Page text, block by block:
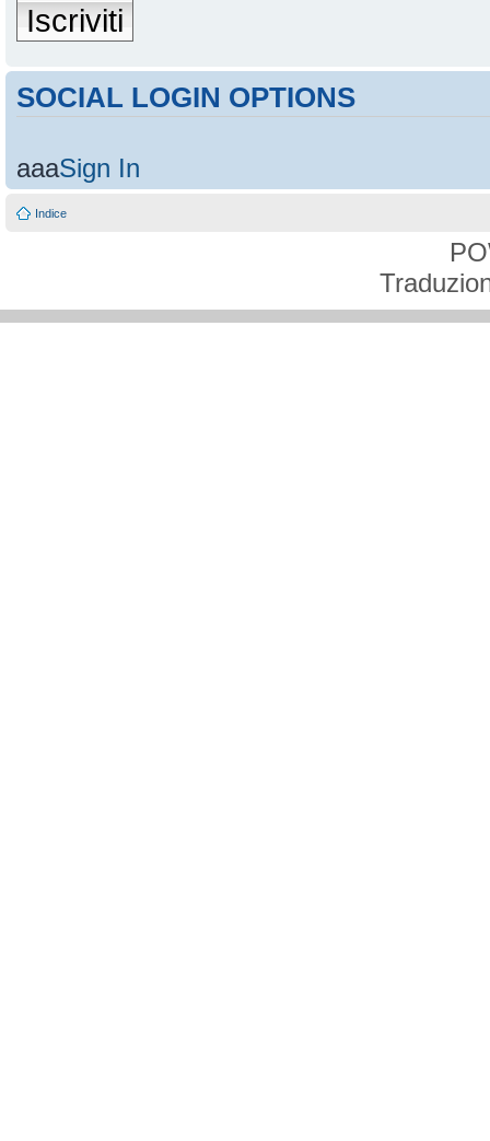
Iscriviti
SOCIAL LOGIN OPTIONS
aaaSign In
Indice